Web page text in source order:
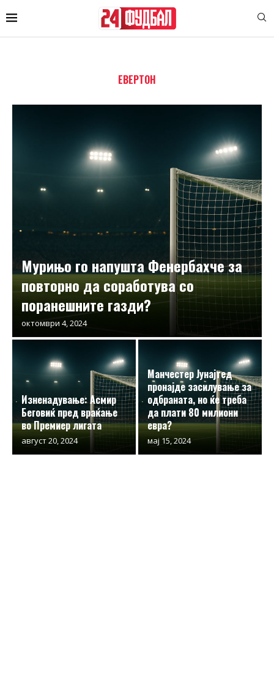
ЕВЕРТОН
Мурињо го напушта Фенербахче за
повторно да соработува со
поранешните газди?
октомври 4, 2024
Изненадување: Асмир
Беговиќ пред враќање
во Премиер лигата
август 20, 2024
Манчестер Јунајтед
пронајде засилување за
одбраната, но ќе треба
да плати 80 милиони
евра?
мај 15, 2024